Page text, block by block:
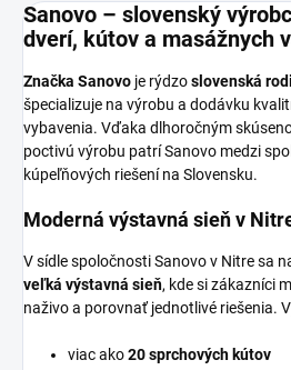
Sanovo – slovenský
dverí, kútov a masážnych
Značka Sanovo je rýdzoslovenská
špecializuje na výrobu a dodávku
vybavenia. Vďaka dlhoročným
poctivú výrobu patrí Sanovo medzi
kúpeľňových riešení na Slovensku.
Moderná výstavná sieň v
V sídle spoločnosti Sanovo v Nitre sa
veľká výstavná sieň, kde si zákazníci
naživo a porovnať jednotlivé riešenia.
viac ako20 sprchových kútov